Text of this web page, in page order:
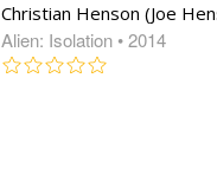
Christian Henson (Joe
Alien: Isolation • 2014